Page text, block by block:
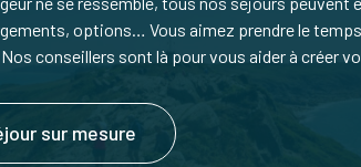
options… Vous aimez prendre le
conseillers sont là pour vous aider à créer
sur mesure